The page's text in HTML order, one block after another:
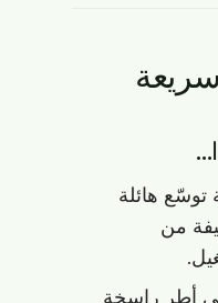
توسّع هائلة
700 توليفة من
أطر راسخة